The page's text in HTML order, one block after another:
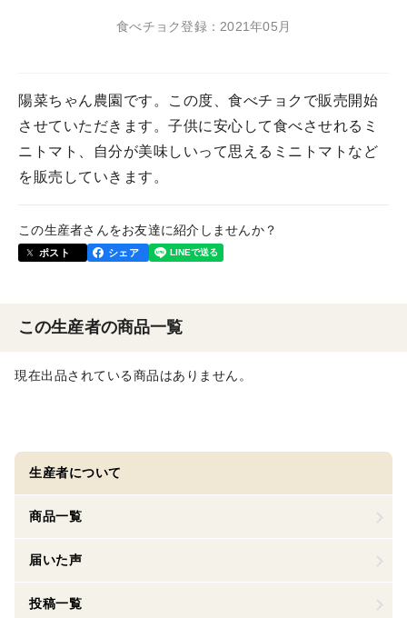
食べチョク登録：2021年05月
陽菜ちゃん農園です。この度、食べチョクで販売開始
させていただきます。子供に安心して食べさせれるミ
ニトマト、自分が美味しいって思えるミニトマトなど
を販売していきます。
この生産者さんをお友達に紹介しませんか？
ポスト シェア
この生産者の商品一覧
現在出品されている商品はありません。
生産者について
商品一覧
届いた声
投稿一覧